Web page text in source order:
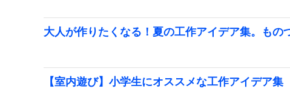
大人が作りたくなる！夏の工作アイデア集。もの
【室内遊び】小学生にオススメな工作アイデア集